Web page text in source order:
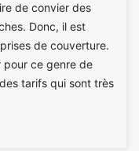
de convier des
Donc, il est
de couverture.
pour ce genre de
tarifs qui sont très